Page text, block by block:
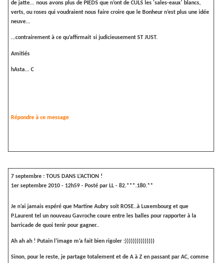
de jatte... nous avons plus de PIEDS que n’ont de CULS les 'sales-eaux' blancs,
verts, ou roses qui voudraient nous faire croire que le Bonheur n’est plus une idée
neuve...
...contrairement à ce qu’affirmait si judicieusement ST JUST.
Amitiés
hAsta... C
Répondre à ce message
7 septembre : TOUS DANS L’ACTION !
1er septembre 2010 - 12h59 - Posté par LL - 82.***.180.**
Je n’ai jamais espéré que Martine Aubry soit ROSE..à Luxembourg et que
P.Laurent tel un nouveau Gavroche coure entre les balles pour rapporter à la
barricade de quoi tenir pour gagner..
Ah ah ah ! Putain l’image m’a fait bien rigoler :)))))))))))))))
Sinon, pour le reste, je partage totalement et de A à Z en passant par AC, comme